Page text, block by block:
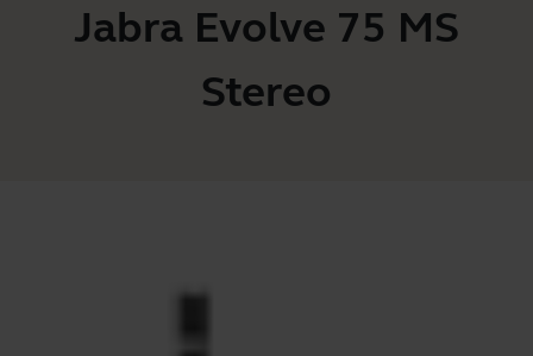
Jabra Evolve 75 MS
Stereo